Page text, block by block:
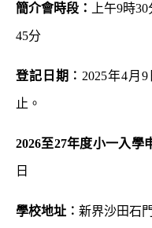
簡介會時段： 上午9時
45分
登記日期︰ 2025年4月
止。
2026至27年度小一入學
日
學校地址︰ 新界沙田石